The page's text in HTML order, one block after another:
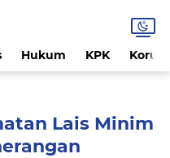
Hukum KPK
Lais Minim